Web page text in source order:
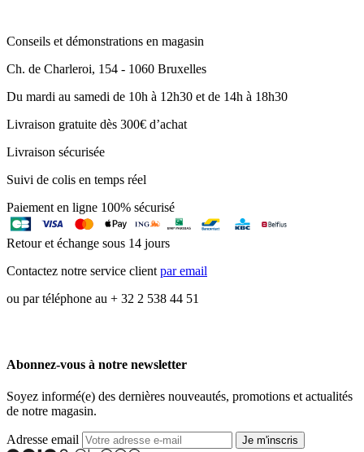
Conseils et démonstrations en magasin
Ch. de Charleroi, 154 - 1060 Bruxelles
Du mardi au samedi de 10h à 12h30 et de 14h à 18h30
Livraison gratuite dès 300€ d’achat
Livraison sécurisée
Suivi de colis en temps réel
Paiement en ligne 100% sécurisé
Retour et échange sous 14 jours
Contactez notre service clientpar email
ou par téléphone au + 32 2 538 44 51
Abonnez-vous à notre newsletter
Soyez informé(e) des dernières nouveautés, promotions et actualités
de notre magasin.
Adresse email Je m'inscris